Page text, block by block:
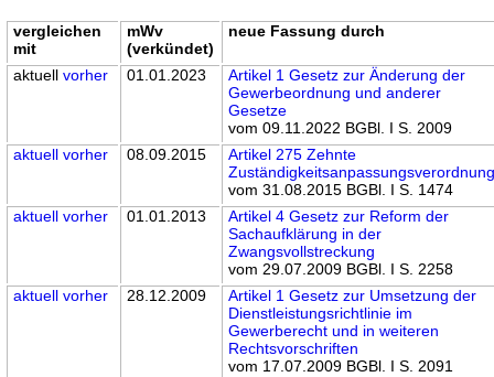
vergleichen
mit
mWv
(verkündet)
neue Fassung durch
aktuellvorher 01.01.2023
Artikel 1 Gesetz zur Änderung der
Gewerbeordnung und anderer
Gesetze
vom 09.11.2022 BGBl. I S. 2009
aktuell vorher 08.09.2015
Artikel 275 Zehnte
vom 31.08.2015 BGBl. I S. 1474
aktuell vorher 01.01.2013
Artikel 4 Gesetz zur Reform der
Sachaufklärung in der
Zwangsvollstreckung
vom 29.07.2009 BGBl. I S. 2258
aktuell vorher 28.12.2009
Artikel 1 Gesetz zur Umsetzung der
Dienstleistungsrichtlinie im
Gewerberecht und in weiteren
Rechtsvorschriften
vom 17.07.2009 BGBl. I S. 2091